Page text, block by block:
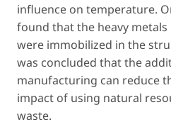
influence on temperature.
found that the heavy
were immobilized in the
was concluded that the
manufacturing can reduce
impact of using natural
waste.